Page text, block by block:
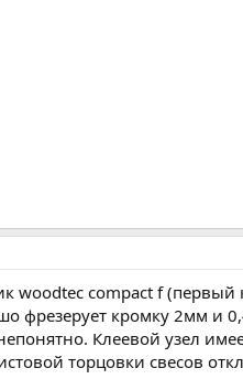
compact f
фрезерует кромку 2мм и
Клеевой узел
торцовки свесов